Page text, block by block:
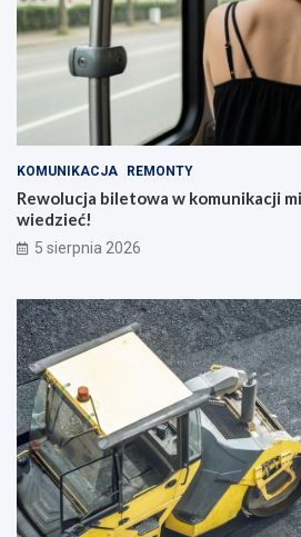
KOMUNIKACJA REMONTY
Rewolucja biletowa w komunikacji
wiedzieć!
5 sierpnia 2026